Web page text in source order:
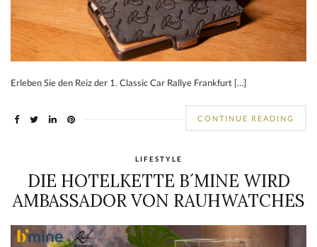
Erleben Sie den Reiz der 1. Classic Car Rallye Frankfurt […]
CONTINUE READING
LIFESTYLE
DIE HOTELKETTE B´MINE WIRD
AMBASSADOR VON RAUHWATCHES